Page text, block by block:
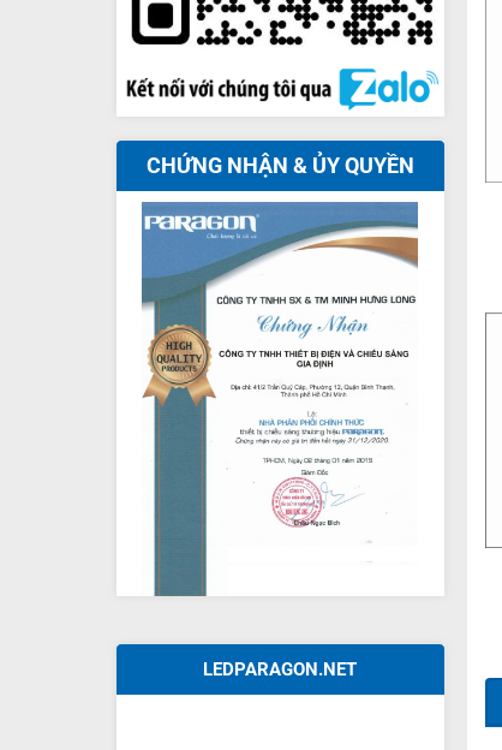
CHỨNG NHẬN & ỦY QUYỀN
LEDPARAGON.NET